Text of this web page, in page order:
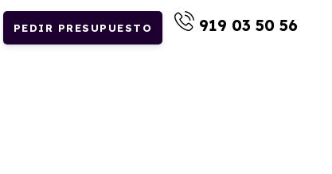
PEDIR PRESUPUESTO 919 03 50 56